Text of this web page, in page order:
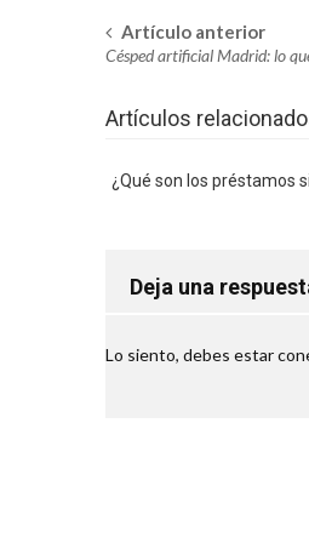
Navegación
la
entrada
Artículo anterior
Césped artificial Madrid: lo
Artículos
¿Qué son los préstamos
Deja una
Lo siento, debes estar